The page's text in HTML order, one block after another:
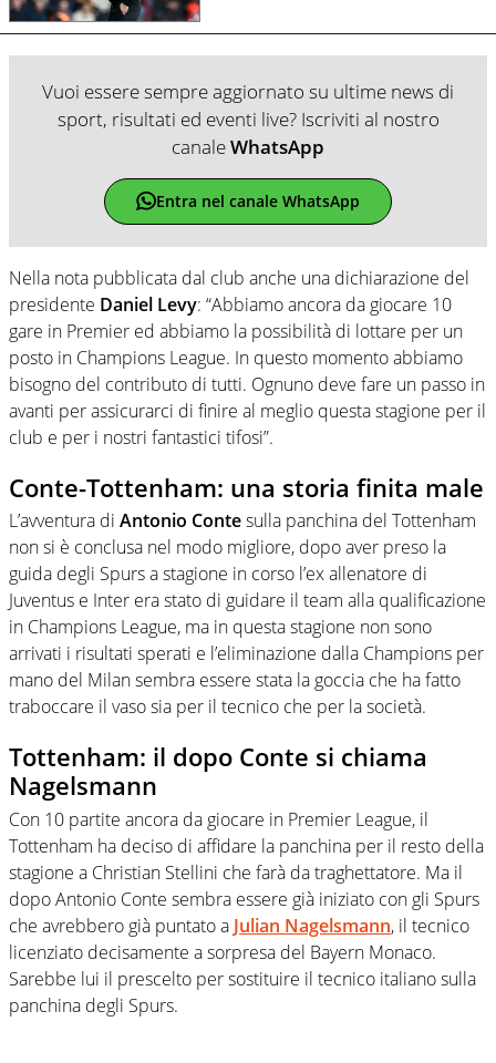
Vuoi essere sempre aggiornato su ultime news di
sport, risultati ed eventi live? Iscriviti al nostro
canaleWhatsApp
Entra nel canale WhatsApp
Nella nota pubblicata dal club anche una dichiarazione del
presidente Daniel Levy: “Abbiamo ancora da giocare 10
gare in Premier ed abbiamo la possibilità di lottare per un
posto in Champions League. In questo momento abbiamo
bisogno del contributo di tutti. Ognuno deve fare un passo in
avanti per assicurarci di finire al meglio questa stagione per il
club e per i nostri fantastici tifosi”.
Conte-Tottenham: una storia finita male
L’avventura di Antonio Contesulla panchina del Tottenham
non si è conclusa nel modo migliore, dopo aver preso la
guida degli Spurs a stagione in corso l’ex allenatore di
Juventus e Inter era stato di guidare il team alla qualificazione
in Champions League, ma in questa stagione non sono
arrivati i risultati sperati e l’eliminazione dalla Champions per
mano del Milan sembra essere stata la goccia che ha fatto
traboccare il vaso sia per il tecnico che per la società.
Tottenham: il dopo Conte si chiama
Nagelsmann
Con 10 partite ancora da giocare in Premier League, il
Tottenham ha deciso di affidare la panchina per il resto della
stagione a Christian Stellini che farà da traghettatore. Ma il
dopo Antonio Conte sembra essere già iniziato con gli Spurs
che avrebbero già puntato a Julian Nagelsmann, il tecnico
licenziato decisamente a sorpresa del Bayern Monaco.
Sarebbe lui il prescelto per sostituire il tecnico italiano sulla
panchina degli Spurs.